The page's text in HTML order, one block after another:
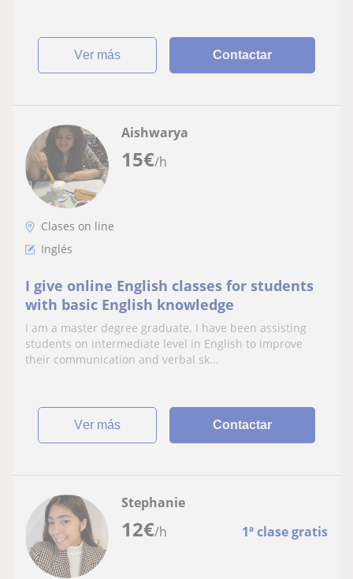
ver más Contactar
15€/h
Aishwarya
Clases on line
Inglés
I give online English classes for students
with basic English knowledge
I am a master degree graduate. I have been assisting
students on intermediate level in English to improve
their communication and verbal sk...
ver más Contactar
12€/h 1ª clase gratis
Stephanie